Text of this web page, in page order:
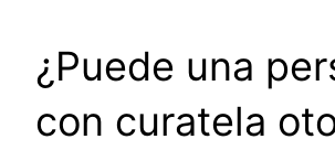
¿Puede una
con curatela